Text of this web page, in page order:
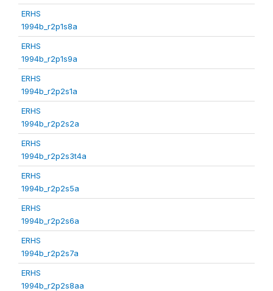
ERHS
1994b_r2p1s8a
ERHS
1994b_r2p1s9a
ERHS
1994b_r2p2s1a
ERHS
1994b_r2p2s2a
ERHS
1994b_r2p2s3t4a
ERHS
1994b_r2p2s5a
ERHS
1994b_r2p2s6a
ERHS
1994b_r2p2s7a
ERHS
1994b_r2p2s8aa